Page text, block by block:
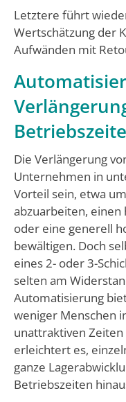
Letztere führt
Wertschätzung der
Aufwänden mit
Die Verlängerung
Unternehmen in
Vorteil sein, etwa
abzuarbeiten, einen
oder eine generell
bewältigen. Doch
eines 2- oder 3-
selten am
Automatisierung
weniger Menschen
unattraktiven
erleichtert es,
ganze
Betriebszeiten